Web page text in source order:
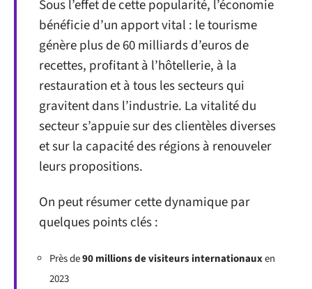
Sous l’effet de cette popularité, l’économie
bénéficie d’un apport vital : le tourisme
génère plus de 60 milliards d’euros de
recettes, profitant à l’hôtellerie, à la
restauration et à tous les secteurs qui
gravitent dans l’industrie. La vitalité du
secteur s’appuie sur des clientèles diverses
et sur la capacité des régions à renouveler
leurs propositions.
On peut résumer cette dynamique par
quelques points clés :
Près de90 millions de visiteurs internationauxen
2023